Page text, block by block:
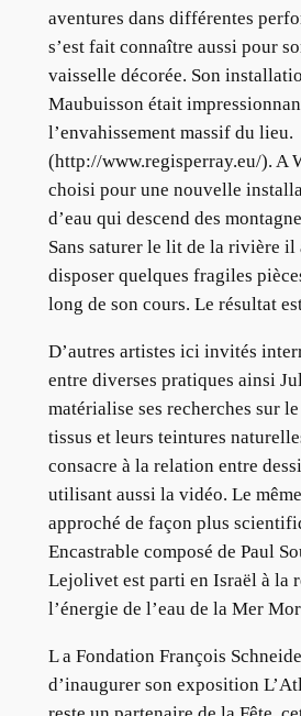
aventures dans différentes
s’est fait connaître aussi pour
vaisselle décorée. Son
Maubuisson était
l’envahissement massif du lieu.
(http://www.regisperray.eu/). A
choisi pour une nouvelle
d’eau qui descend des
Sans saturer le lit de la rivière il
disposer quelques fragiles
long de son cours. Le résultat
D’autres artistes ici invités
entre diverses pratiques ainsi
matérialise ses recherches sur
tissus et leurs teintures
consacre à la relation entre
utilisant aussi la vidéo. Le
approché de façon plus
Encastrable composé de Paul
Lejolivet est parti en Israël à la
l’énergie de l’eau de la Mer
L a Fondation François
d’inaugurer son exposition